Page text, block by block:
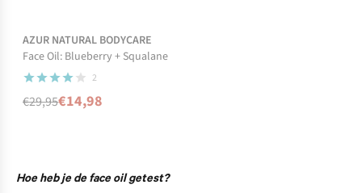
Niet op voorraad
AZUR NATURAL BODYCARE
Face Oil: Blueberry + Squalane
2
€29,95€14,98
Hoe heb je de face oil getest?